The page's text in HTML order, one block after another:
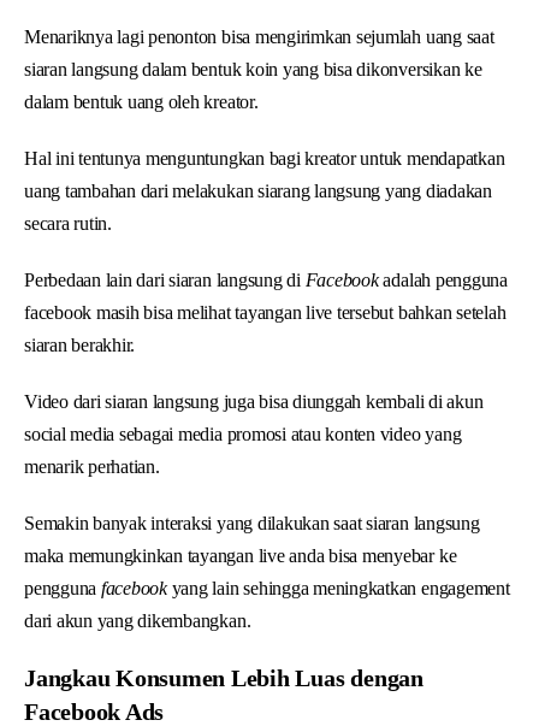
Menariknya lagi penonton bisa mengirimkan sejumlah uang saat
siaran langsung dalam bentuk koin yang bisa dikonversikan ke
dalam bentuk uang oleh kreator.
Hal ini tentunya menguntungkan bagi kreator untuk mendapatkan
uang tambahan dari melakukan siarang langsung yang diadakan
secara rutin.
Perbedaan lain dari siaran langsung di Facebookadalah pengguna
facebook masih bisa melihat tayangan live tersebut bahkan setelah
siaran berakhir.
Video dari siaran langsung juga bisa diunggah kembali di akun
social media sebagai media promosi atau konten video yang
menarik perhatian.
Semakin banyak interaksi yang dilakukan saat siaran langsung
maka memungkinkan tayangan live anda bisa menyebar ke
pengguna facebookyang lain sehingga meningkatkan engagement
dari akun yang dikembangkan.
Jangkau Konsumen Lebih Luas dengan
Facebook Ads